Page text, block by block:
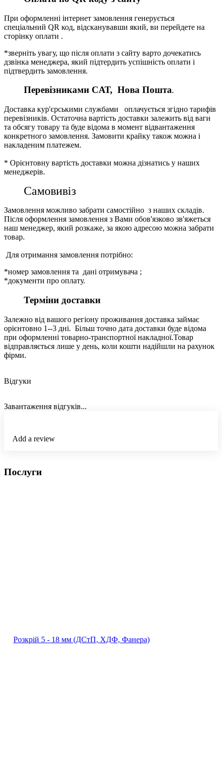
При оформленні інтернет замовлення генерується
спеціальний QR код, відсканувавши який, ви перейдете на
сторінку оплати .
*зверніть увагу, що після оплати з сайту варто дочекатись
дзвінка менеджера, який підтердить успішність оплати і
підтвердить замовлення.
Перевізниками CАТ, Нова Пошта.
Доставка кур'єрськими службами оплачується згідно тарифів
перевізників. Остаточна вартість доставки залежить від ваги
та обсягу товару та буде відома в момент відвантаження
конкретного замовлення. Замовити крайку також можна і
накладеним платежем.
* Орієнтовну вартість доставки можна дізнатись у наших
менеджерів.
Самовивіз
Замовлення можливо забрати самостійно з наших складів.
Після оформлення замовлення з Вами обов'язково зв'яжеться
наш менеджер, який розкаже, за якою адресою можна забрати
товар.
Для отримання замовлення потрібно:
*номер замовлення та дані отримувача ;
*документи про оплату.
Терміни доставки
Залежно від вашого регіону проживання доставка займає
орієнтовно 1--3 дні. Більш точно дата доставки буде відома
при оформленні товарно-транспортної накладної.Товар
відправляється лише у день, коли кошти надійшли на рахунок
фірми.
Відгуки
Завантаження відгуків...
Add a review
Послуги
Розкрій 5 ‐ 18 мм (ДСтП, ХДФ, Фанера)